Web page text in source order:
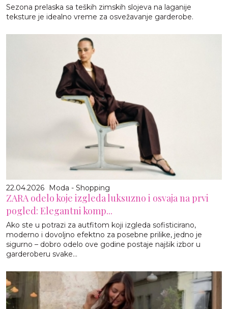
Sezona prelaska sa teških zimskih slojeva na laganije
teksture je idealno vreme za osvežavanje garderobe.
22.04.2026 Moda - Shopping
ZARA odelo koje izgleda luksuzno i osvaja na prvi
pogled: Elegantni komp...
Ako ste u potrazi za autfitom koji izgleda sofisticirano,
moderno i dovoljno efektno za posebne prilike, jedno je
sigurno – dobro odelo ove godine postaje najšik izbor u
garderoberu svake...